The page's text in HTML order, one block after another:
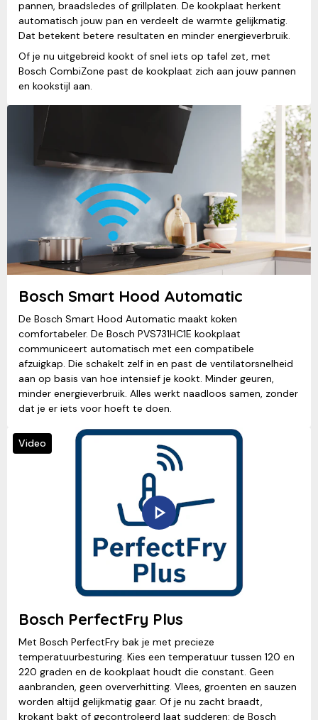
pannen, braadsledes of grillplaten. De kookplaat herkent
automatisch jouw pan en verdeelt de warmte gelijkmatig.
Dat betekent betere resultaten en minder energieverbruik.
Of je nu uitgebreid kookt of snel iets op tafel zet, met
Bosch CombiZone past de kookplaat zich aan jouw pannen
en kookstijl aan.
Bosch Smart Hood Automatic
De Bosch Smart Hood Automatic maakt koken
comfortabeler. De Bosch PVS731HC1E kookplaat
communiceert automatisch met een compatibele
afzuigkap. Die schakelt zelf in en past de ventilatorsnelheid
aan op basis van hoe intensief je kookt. Minder geuren,
minder energieverbruik. Alles werkt naadloos samen, zonder
dat je er iets voor hoeft te doen.
Video
Bosch PerfectFry Plus
Met Bosch PerfectFry bak je met precieze
temperatuurbesturing. Kies een temperatuur tussen 120 en
220 graden en de kookplaat houdt die constant. Geen
aanbranden, geen oververhitting. Vlees, groenten en sauzen
worden altijd gelijkmatig gaar. Of je nu zacht braadt,
krokant bakt of gecontroleerd laat sudderen: de Bosch